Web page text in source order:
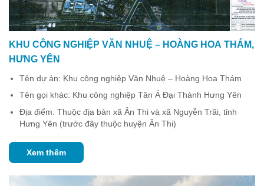
KHU CÔNG NGHIỆP VĂN NHUỆ – HOÀNG HOA THÁM,
HƯNG YÊN
Tên dự án: Khu công nghiệp Văn Nhuệ – Hoàng Hoa Thám
Tên gọi khác: Khu công nghiệp Tân Á Đại Thành Hưng Yên
Địa điểm: Thuộc địa bàn xã Ân Thi và xã Nguyễn Trãi, tỉnh
Hưng Yên (trước đây thuộc huyện Ân Thi)
Xem thêm